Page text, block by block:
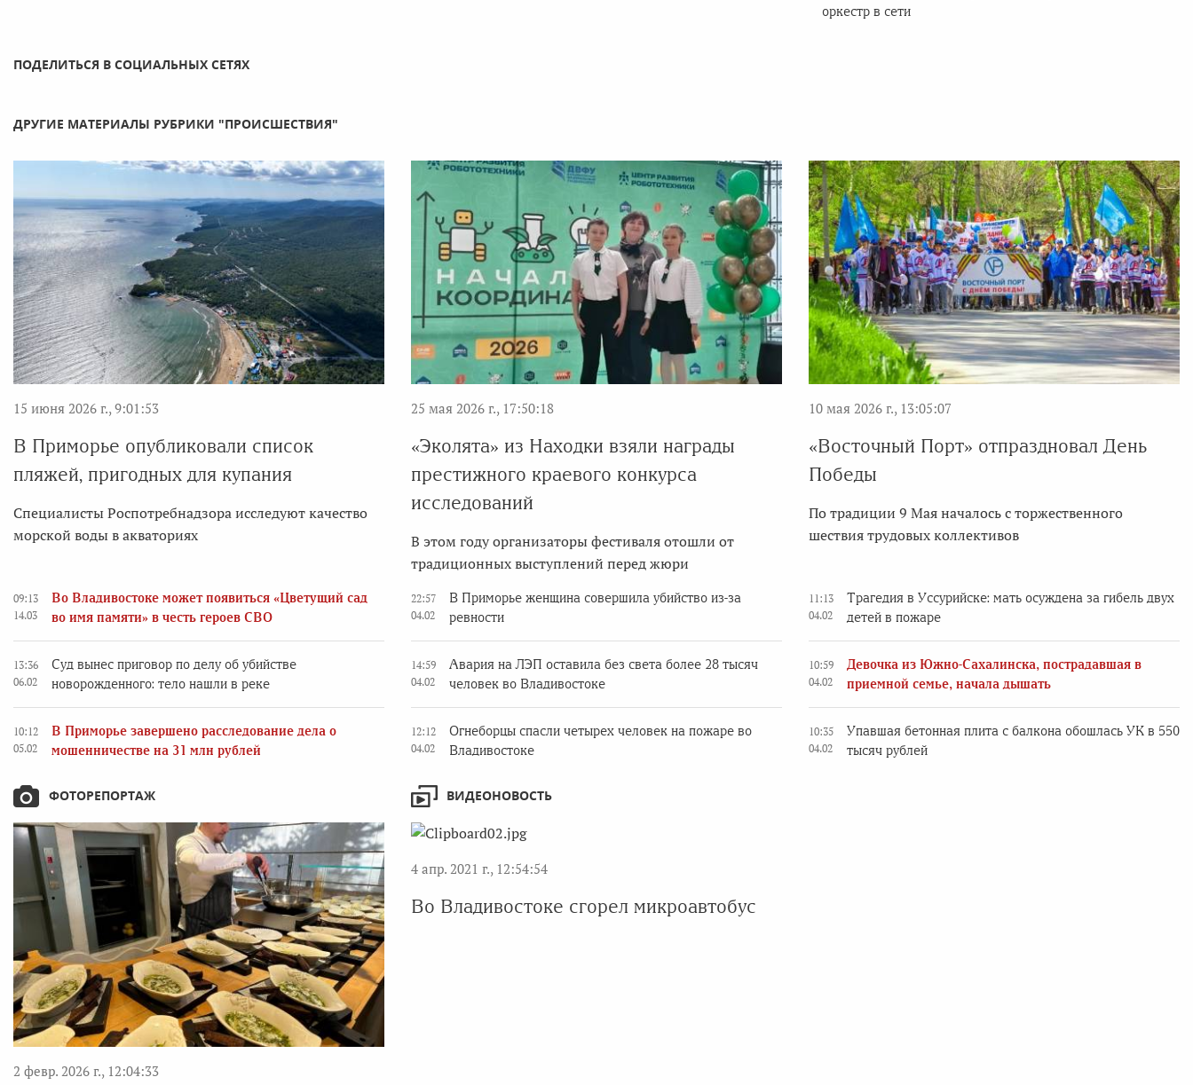
ПОДЕЛИТЬСЯ В СОЦИАЛЬНЫХ СЕТЯХ
оркестр в сети
ДРУГИЕ МАТЕРИАЛЫ РУБРИКИ "ПРОИСШЕСТВИЯ"
15 июня 2026 г., 9:01:53
В Приморье опубликовали список
пляжей, пригодных для купания
Специалисты Роспотребнадзора исследуют качество
морской воды в акваториях
25 мая 2026 г., 17:50:18
«Эколята» из Находки взяли награды
престижного краевого конкурса
исследований
В этом году организаторы фестиваля отошли от
традиционных выступлений перед жюри
10 мая 2026 г., 13:05:07
«Восточный Порт» отпраздновал День
Победы
По традиции 9 Мая началось с торжественного
шествия трудовых коллективов
09:13
14.03
Во Владивостоке может появиться «Цветущий сад
во имя памяти» в честь героев СВО
13:36
06.02
Суд вынес приговор по делу об убийстве
новорожденного: тело нашли в реке
10:12
05.02
В Приморье завершено расследование дела о
мошенничестве на 31 млн рублей
22:57
04.02
В Приморье женщина совершила убийство из-за
ревности
14:59
04.02
Авария на ЛЭП оставила без света более 28 тысяч
человек во Владивостоке
12:12
04.02
Огнеборцы спасли четырех человек на пожаре во
Владивостоке
11:13
04.02
Трагедия в Уссурийске: мать осуждена за гибель двух
детей в пожаре
10:59
04.02
Девочка из Южно-Сахалинска, пострадавшая в
приемной семье, начала дышать
10:35
04.02
Упавшая бетонная плита с балкона обошлась УК в 550
тысяч рублей
ФОТОРЕПОРТАЖ
2 февр. 2026 г., 12:04:33
ВИДЕОНОВОСТЬ
4 апр. 2021 г., 12:54:54
Во Владивостоке сгорел микроавтобус